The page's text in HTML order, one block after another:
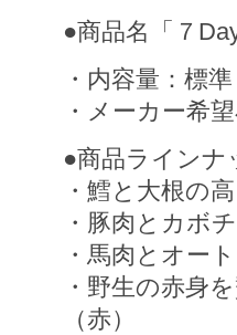
●商品名「７
・内容量：標
・メーカー希
●商品ライン
・鱈と大根の
・豚肉とカボ
・馬肉とオー
・野生の赤身
（赤）